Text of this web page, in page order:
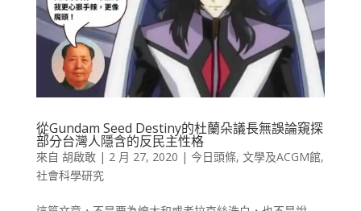
從Gundam Seed Destiny的杜蘭朵議長無誤論窺探
部分台灣人隱含的反民主性格
來自 胡啟敢| 2 月 27, 2020 | 今日頭條, 文學及ACGM館,
社會科學研究